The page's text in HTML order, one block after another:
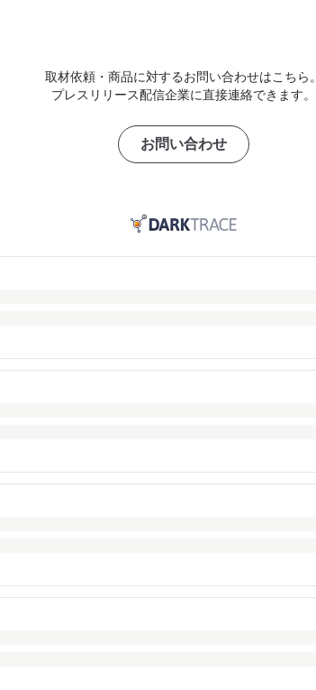
取材依頼・商品に対するお問い合わせはこちら。
プレスリリース配信企業に直接連絡できます。
お問い合わせ